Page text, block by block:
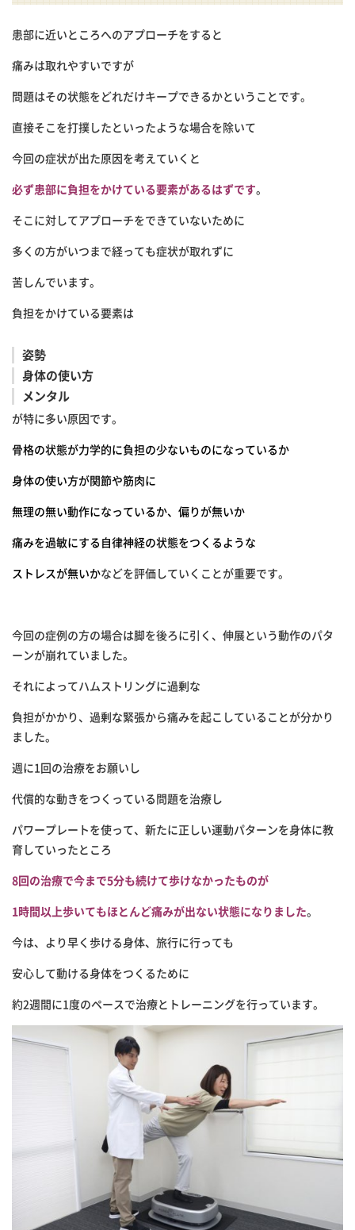
患部に近いところへのアプローチをすると
痛みは取れやすいですが
問題はその状態をどれだけキープできるかということです。
直接そこを打撲したといったような場合を除いて
今回の症状が出た原因を考えていくと
必ず患部に負担をかけている要素があるはずです。
そこに対してアプローチをできていないために
多くの方がいつまで経っても症状が取れずに
苦しんでいます。
負担をかけている要素は
姿勢
身体の使い方
メンタル
が特に多い原因です。
骨格の状態が力学的に負担の少ないものになっているか
身体の使い方が関節や筋肉に
無理の無い動作になっているか、偏りが無いか
痛みを過敏にする自律神経の状態をつくるような
ストレスが無いかなどを評価していくことが重要です。
今回の症例の方の場合は脚を後ろに引く、伸展という動作のパタ
ーンが崩れていました。
それによってハムストリングに過剰な
負担がかかり、過剰な緊張から痛みを起こしていることが分かり
ました。
週に1回の治療をお願いし
代償的な動きをつくっている問題を治療し
パワープレートを使って、新たに正しい運動パターンを身体に教
育していったところ
8回の治療で今まで5分も続けて歩けなかったものが
1時間以上歩いてもほとんど痛みが出ない状態になりました。
今は、より早く歩ける身体、旅行に行っても
安心して動ける身体をつくるために
約2週間に1度のペースで治療とトレーニングを行っています。